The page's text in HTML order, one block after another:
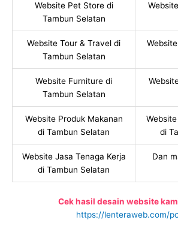
Website Pet Store di
Tambun Selatan
Website Tour & Travel di
Tambun Selatan
Website Furniture di
Tambun Selatan
Website Produk Makanan
di Tambun Selatan
di
Website Jasa Tenaga Kerja
di Tambun Selatan
Dan
Cek hasil desain website
https://lenteraweb.com/